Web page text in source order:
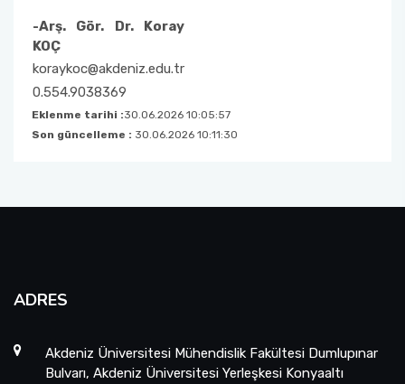
-Arş. Gör. Dr. Koray
KOÇ
koraykoc@akdeniz.edu.tr
0.554.9038369
Eklenme tarihi :30.06.2026 10:05:57
Son güncelleme : 30.06.2026 10:11:30
ADRES
Akdeniz Üniversitesi Mühendislik Fakültesi Dumlupınar
Bulvarı, Akdeniz Üniversitesi Yerleşkesi Konyaaltı
Önceki Dekanlarımız
Mühendislik Fakültesi Komisyonları
Malzeme Bilimi ve Mühendisliği
Yapay Zeka ve Veri Mühendisliği
Farabi
Mevlana